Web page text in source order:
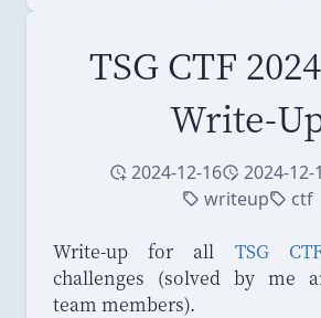
TSG CTF
Write-
创建于
2024-12-16修改于
2024-12-
标签writeup标签ctf
Write-up for all TSG
challenges (solved by me
team members).